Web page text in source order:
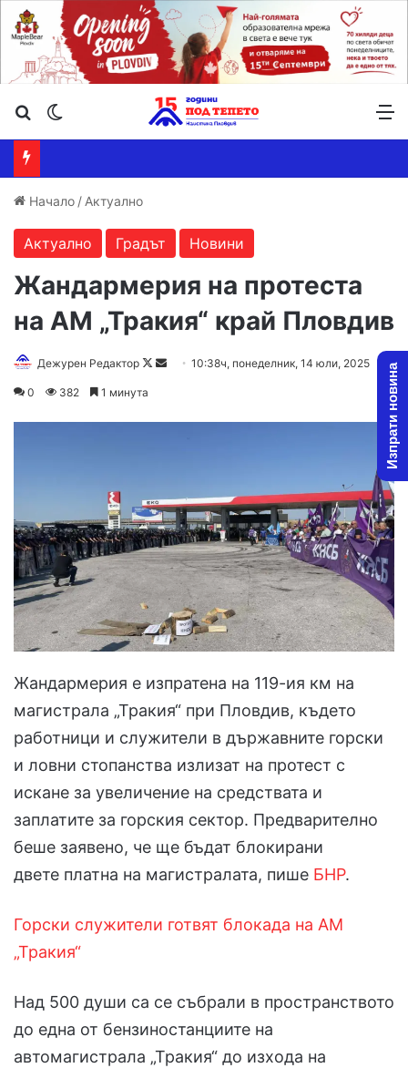
Търсене ...
Начало / Актуално
Актуално Градът Новини
Жандармерия на протеста
на АМ „Тракия“ край Пловдив
Дежурен Редактор
Follow
Send10:38ч, понеделник, 14 юли, 2025
0 382 1 минута
Жандармерия е изпратена на 119-ия км на
магистрала „Тракия“ при Пловдив, където
работници и служители в държавните горски
и ловни стопанства излизат на протест с
искане за увеличение на средствата и
заплатите за горския сектор. Предварително
беше заявено, че ще бъдат блокирани
двете платна на магистралата, пише БНР.
Горски служители готвят блокада на АМ
„Тракия“
Над 500 души са се събрали в пространството
до една от бензиностанциите на
автомагистрала „Тракия“ до изхода на
Изпрати новина